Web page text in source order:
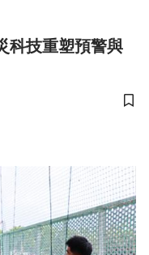
科技重塑預警與
儲